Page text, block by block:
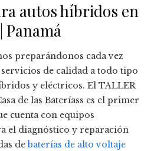
autos híbridos en
Panamá
preparándonos cada vez
de calidad a todo tipo
y eléctricos. El TALLER
de las Bateríass es el primer
cuenta con equipos
el diagnóstico y reparación
debaterías de alto voltaje